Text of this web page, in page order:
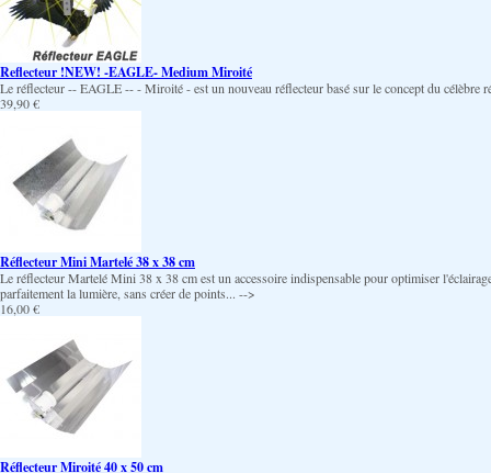
Reflecteur !NEW! -EAGLE- Medium Miroité
Le réflecteur -- EAGLE -- - Miroité - est un nouveau réflecteur basé sur le concept du
39,90 €
Réflecteur Mini Martelé 38 x 38 cm
Le réflecteur Martelé Mini 38 x 38 cm est un accessoire indispensable pour optimiser
parfaitement la lumière, sans créer de points... -->
16,00 €
Réflecteur Miroité 40 x 50 cm